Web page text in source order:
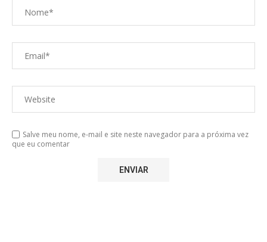
Salve meu nome, e-mail e site neste navegador para a próxima vez
que eu comentar